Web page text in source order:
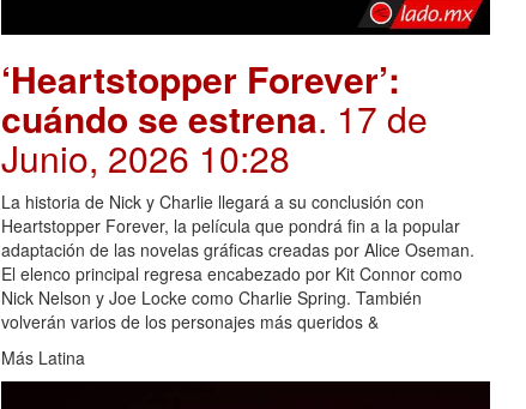
‘Heartstopper Forever’:
cuándo se estrena. 17 de
Junio, 2026 10:28
La historia de Nick y Charlie llegará a su conclusión con
Heartstopper Forever, la película que pondrá fin a la popular
adaptación de las novelas gráficas creadas por Alice Oseman.
El elenco principal regresa encabezado por Kit Connor como
Nick Nelson y Joe Locke como Charlie Spring. También
volverán varios de los personajes más queridos &
Más Latina